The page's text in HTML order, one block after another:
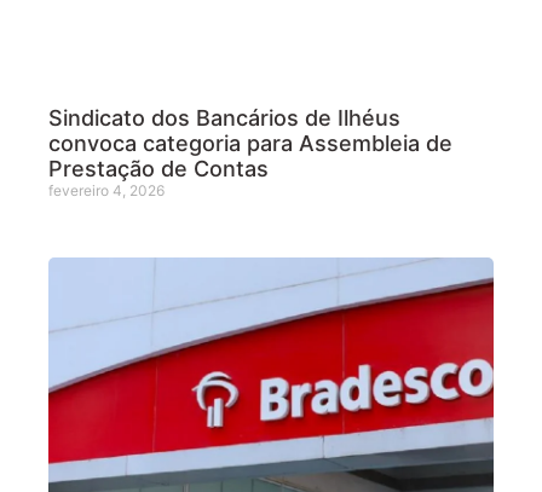
Sindicato dos Bancários de Ilhéus
convoca categoria para Assembleia de
Prestação de Contas
fevereiro 4, 2026